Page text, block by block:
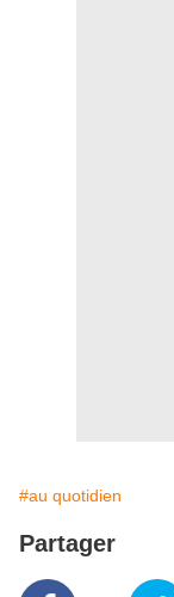
#au quotidien
Partager